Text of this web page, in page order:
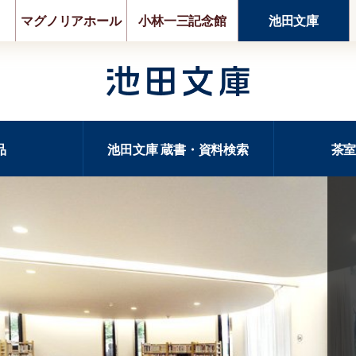
マグノリアホール 小林一三記念館 池田文庫
池田文庫 蔵書・資料検索 茶